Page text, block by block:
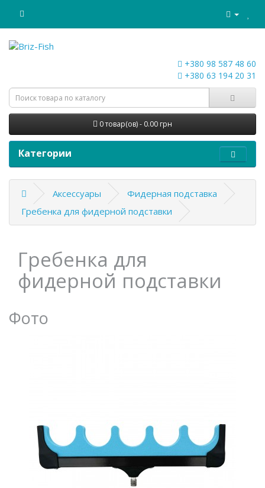
+380 98 587 48 60
+380 63 194 20 31
0 товар(ов) - 0.00 грн
Категории
Аксессуары
Фидерная подставка
Гребенка для фидерной подставки
Гребенка для
фидерной подставки
Фото